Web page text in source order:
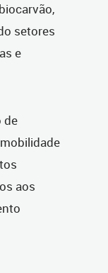
setores
e
de
aos